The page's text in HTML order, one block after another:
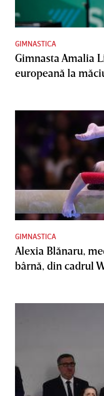
GIMNASTICA
Gimnasta Amalia
europeană la
GIMNASTICA
Alexia Blănaru,
bârnă, din cadrul